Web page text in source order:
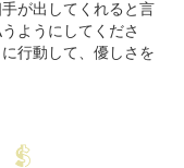
が出してくれると言
ようにしてくださ
行動して、優しさを